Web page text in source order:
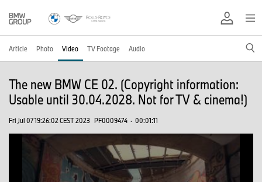
Article Photo Video TV Footage Audio
The new BMW CE 02. (Copyright information:
Usable until 30.04.2028. Not for TV & cinema!)
Fri Jul 07 19:26:02 CEST 2023 PF0009474 · 00:01:11